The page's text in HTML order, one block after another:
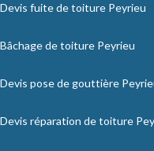
Devis fuite de toiture Peyrieu
Bâchage de toiture Peyrieu
Devis pose de gouttière
Devis réparation de toiture